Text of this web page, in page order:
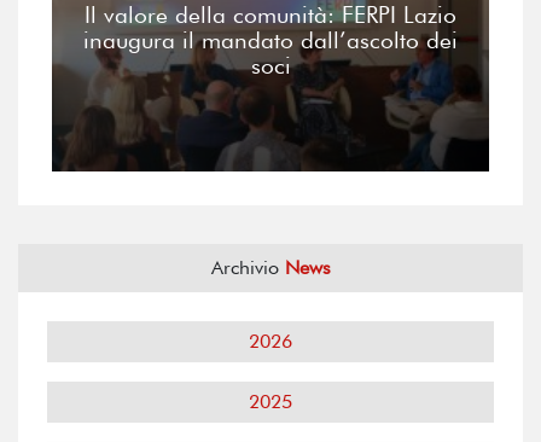
Il valore della comunità: FERPI Lazio
inaugura il mandato dall’ascolto dei
soci
Archivio News
2026
2025